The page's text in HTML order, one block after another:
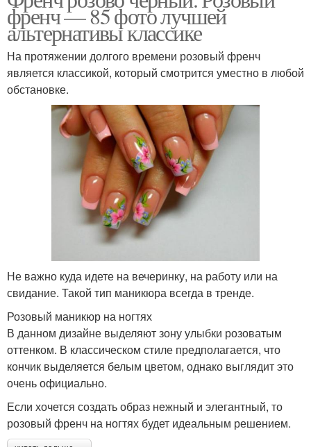
френч — 85 фото лучшей
альтернативы классике
На протяжении долгого времени розовый френч
является классикой, который смотрится уместно в любой
обстановке.
Не важно куда идете на вечеринку, на работу или на
свидание. Такой тип маникюра всегда в тренде.
Розовый маникюр на ногтях
В данном дизайне выделяют зону улыбки розоватым
оттенком. В классическом стиле предполагается, что
кончик выделяется белым цветом, однако выглядит это
очень официально.
Если хочется создать образ нежный и элегантный, то
розовый френч на ногтях будет идеальным решением.